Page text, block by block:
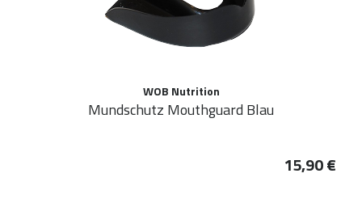
WOB Nutrition
Mundschutz Mouthguard Blau
15,90 €